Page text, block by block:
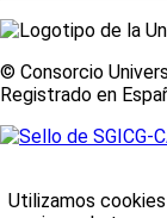
© Consorcio
Registrado en
Utilizamos cookies